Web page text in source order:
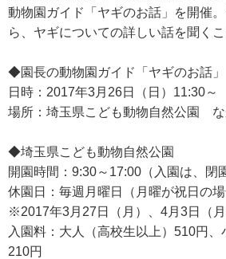
動物園ガイド「ヤギのお話」を開催
ら、ヤギについての詳しい話を聞くこ
◆園長の動物園ガイド「ヤギのお話」
日時：2017年3月26日（日）11:30～
場所：埼玉県こども動物自然公園
◆埼玉県こども動物自然公園
開園時間：9:30～17:00（入園は、閉
休園日：毎週月曜日（月曜が祝日の場
※2017年3月27日（月）、4月3日（
入園料：大人（高校生以上）510円、
210円